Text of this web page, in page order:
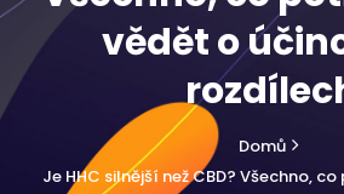
vědět o
Domů
Je HHC silnější než CBD? Všechno,